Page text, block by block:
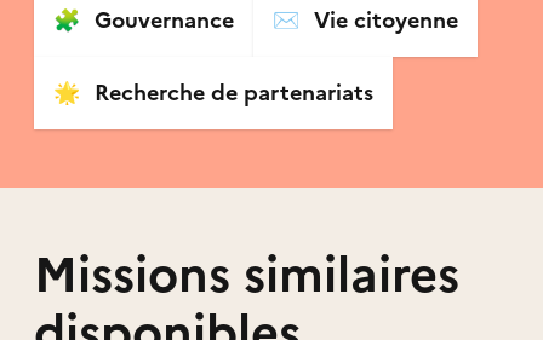
🧩 Gouvernance ✉️ Vie citoyenne
🌟 Recherche de partenariats
Missions similaires